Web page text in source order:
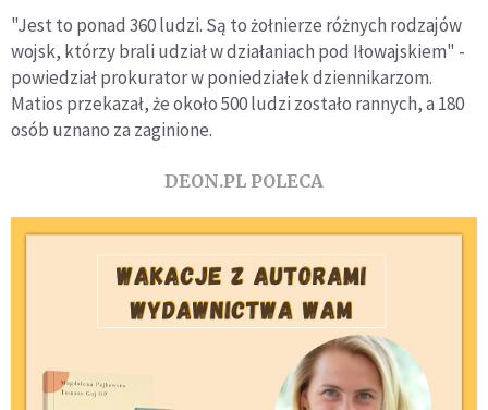
"Jest to ponad 360 ludzi. Są to żołnierze różnych rodzajów
wojsk, którzy brali udział w działaniach pod Iłowajskiem" -
powiedział prokurator w poniedziałek dziennikarzom.
Matios przekazał, że około 500 ludzi zostało rannych, a 180
osób uznano za zaginione.
DEON.PL POLECA